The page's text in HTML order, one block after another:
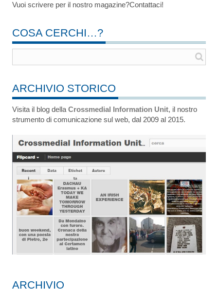
Vuoi scrivere per il nostro magazine?Contattaci!
COSA CERCHI…?
ARCHIVIO STORICO
Visita il blog dellaCrossmedial Information Unit, il nostro
strumento di comunicazione sul web, dal 2009 al 2015.
ARCHIVIO